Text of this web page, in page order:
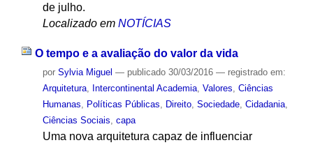
de julho.
Localizado em NOTÍCIAS
O tempo e a avaliação do valor da vida
por Sylvia Miguel — publicado30/03/2016 — registrado em:
Arquitetura, Intercontinental Academia, Valores Ciências
Humanas
Políticas Públicas Direito, Sociedade, Cidadania,
Ciências Sociais capa
Uma nova arquitetura capaz de influenciar